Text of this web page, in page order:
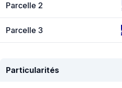
Parcelle 2
Parcelle 3
Particularités